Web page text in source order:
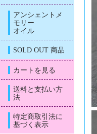
アンシェントメ
モリー
オイル
SOLD OUT 商品
カートを見る
送料と支払い方
法
特定商取引法に
基づく表示